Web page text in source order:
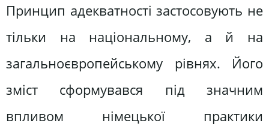
Принцип адекватності застосовують не
тільки на національному, а й на
загальноєвропейському рівнях. Його
зміст сформувався під значним
впливом німецької практики